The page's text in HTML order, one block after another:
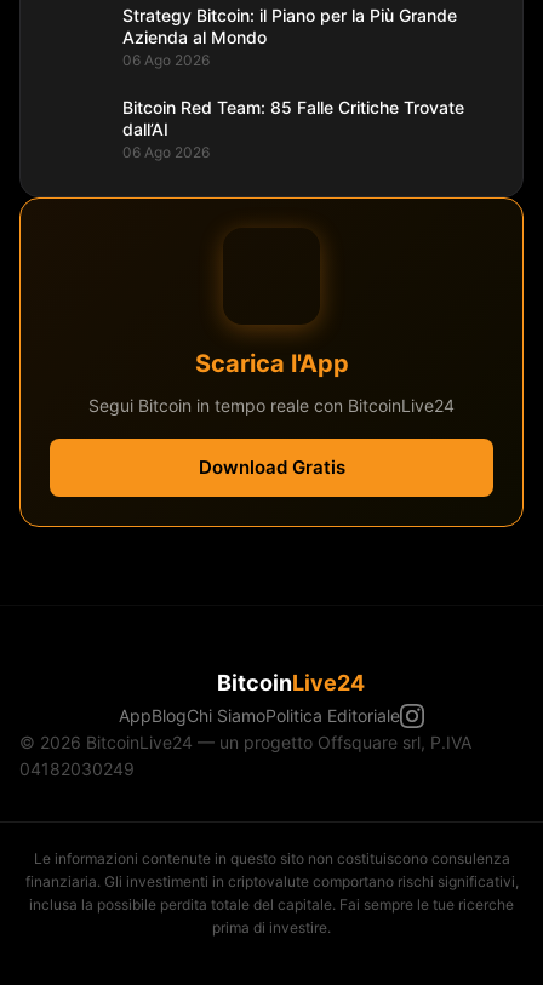
Strategy Bitcoin: il Piano per la Più Grande
Azienda al Mondo
06 Ago 2026
Bitcoin Red Team: 85 Falle Critiche Trovate
dall’AI
06 Ago 2026
Scarica l'App
Segui Bitcoin in tempo reale con BitcoinLive24
Download Gratis
BitcoinLive24
AppBlogChi SiamoPolitica Editoriale
© 2026 BitcoinLive24 — un progetto Offsquare srl, P.IVA
04182030249
Le informazioni contenute in questo sito non costituiscono consulenza
finanziaria. Gli investimenti in criptovalute comportano rischi significativi,
inclusa la possibile perdita totale del capitale. Fai sempre le tue ricerche
prima di investire.